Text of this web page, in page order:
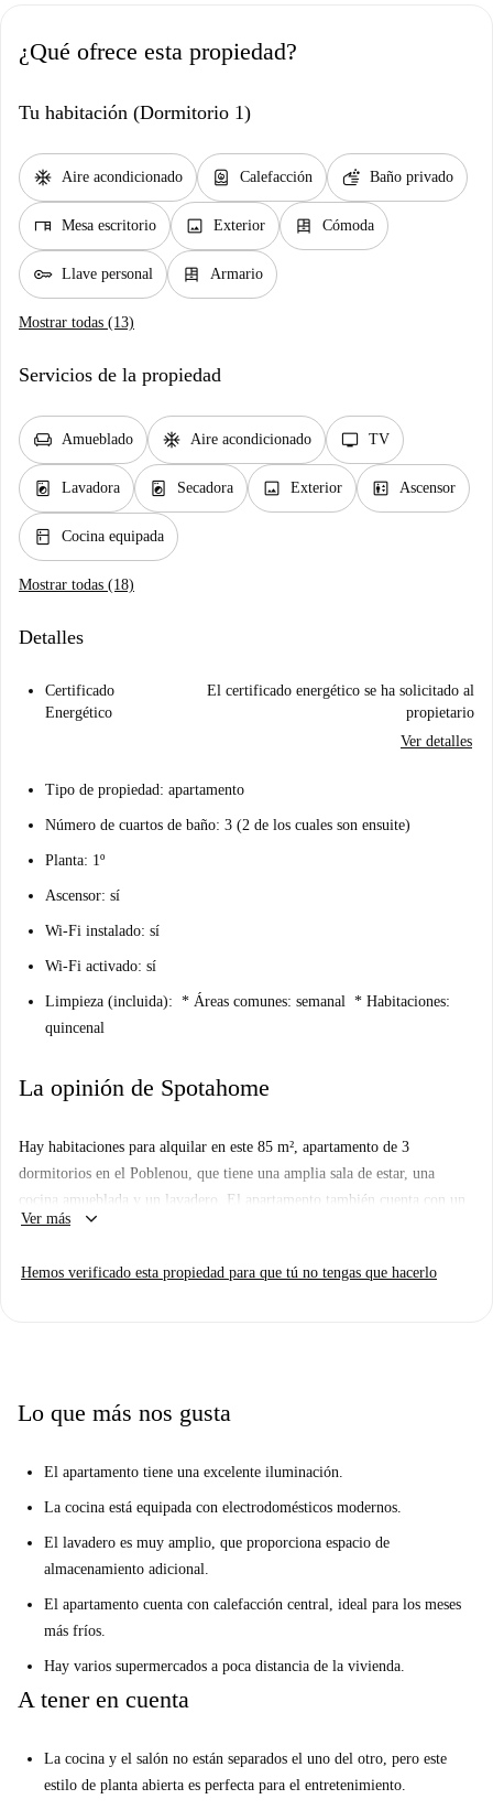
¿Qué ofrece esta propiedad?
Tu habitación (Dormitorio 1)
ac_unit Aire acondicionado water_heater Calefacción soap Baño privado
desk Mesa escritorio image Exterior dresser Cómoda
key Llave personal dresser Armario
Mostrar todas (13)
Servicios de la propiedad
chair Amueblado ac_unit Aire acondicionado tv TV
local_laundry_service Lavadora local_laundry_service Secadora image Exterior elevator Ascensor
kitchen Cocina equipada
Mostrar todas (18)
Detalles
Certificado
Energético
El certificado energético se ha solicitado al
propietario
Ver detalles
Tipo de propiedad: apartamento
Número de cuartos de baño: 3 (2 de los cuales son ensuite)
Planta: 1º
Ascensor: sí
Wi-Fi instalado: sí
Wi-Fi activado: sí
Limpieza (incluida): * Áreas comunes: semanal * Habitaciones:
quincenal
La opinión de Spotahome
Hay habitaciones para alquilar en este 85 m², apartamento de 3
dormitorios en el Poblenou, que tiene una amplia sala de estar, una
cocina amueblada y un lavadero. El apartamento también cuenta con un
baño compartido y 2 baños en suite, así como aire acondicionado en
Ver más keyboard_arrow_down
Hemos verificado esta propiedad para que tú no tengas que hacerlo
Lo que más nos gusta
El apartamento tiene una excelente iluminación.
La cocina está equipada con electrodomésticos modernos.
El lavadero es muy amplio, que proporciona espacio de
almacenamiento adicional.
El apartamento cuenta con calefacción central, ideal para los meses
más fríos.
Hay varios supermercados a poca distancia de la vivienda.
A tener en cuenta
La cocina y el salón no están separados el uno del otro, pero este
estilo de planta abierta es perfecta para el entretenimiento.